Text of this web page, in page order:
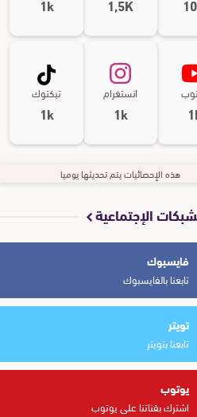
انستغرام
1k
تيكتوك
1k
هذه الإحصائيات يتم تحديثها يوميا
الإجتماعية
فايسبوك
تابعنا بالفايسبوك
تويتر
تابعنا بتويتر
يوتوب
اشترك بقناتنا على يوتوب